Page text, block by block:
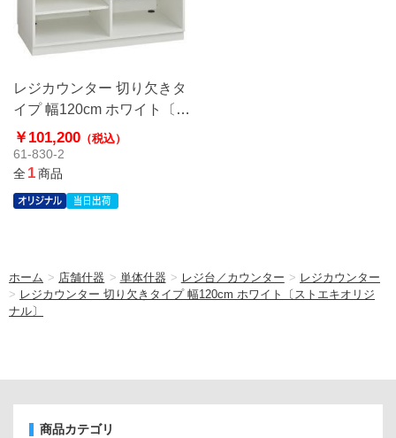
レジカウンター 切り欠きタ
イプ 幅120cm ホワイト〔ス
トエキオリジナル〕
￥101,200 （税込）
61-830-2
全1商品
ホーム > 店舗什器 > 単体什器 > レジ台／カウンター > レジカウンター
> レジカウンター 切り欠きタイプ 幅120cm ホワイト〔ストエキオリジ
ナル〕
商品カテゴリ